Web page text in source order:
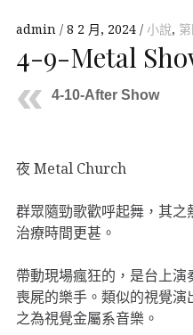
admin 8 2 月, 2024 小說,
4-9-Metal
4-10-After Show
夜 Metal Church
群眾隨勁歌歡呼起舞，其
治療時間更甚。
帶動現場瘋狂的，是台上
喪屍的樂手。類似的視覺
之為視覺金屬系音樂。